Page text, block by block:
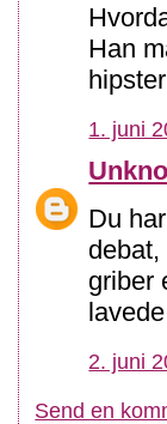
Han
1. juni
Du
griber
2. juni
Send en